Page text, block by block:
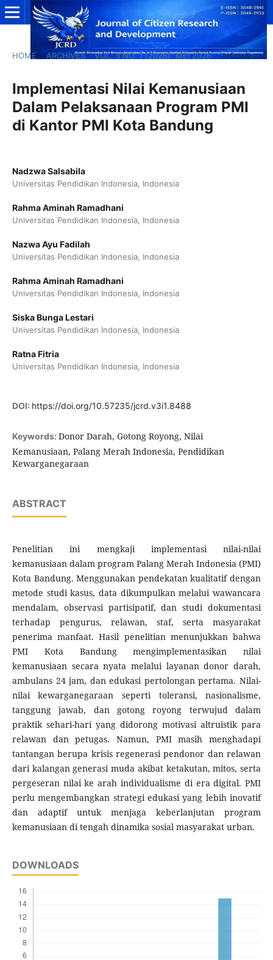
HOME / ARCHIVES / VOL. 3 NO. 1 (2026): MEI 2026 / Articles
Implementasi Nilai Kemanusiaan
Dalam Pelaksanaan Program PMI
di Kantor PMI Kota Bandung
Nadzwa Salsabila
Universitas Pendidikan Indonesia, Indonesia
Rahma Aminah Ramadhani
Universitas Pendidikan Indonesia, Indonesia
Nazwa Ayu Fadilah
Universitas Pendidikan Indonesia, Indonesia
Rahma Aminah Ramadhani
Universitas Pendidikan Indonesia, Indonesia
Siska Bunga Lestari
Universitas Pendidikan Indonesia, Indonesia
Ratna Fitria
Universitas Pendidikan Indonesia, Indonesia
DOI: https://doi.org/10.57235/jcrd.v3i1.8488
Keywords: Donor Darah, Gotong Royong, Nilai
Kemanusiaan, Palang Merah Indonesia, Pendidikan
Kewarganegaraan
ABSTRACT
Penelitian ini mengkaji implementasi nilai-nilai
kemanusiaan dalam program Palang Merah Indonesia (PMI)
Kota Bandung. Menggunakan pendekatan kualitatif dengan
metode studi kasus, data dikumpulkan melalui wawancara
mendalam, observasi partisipatif, dan studi dokumentasi
terhadap pengurus, relawan, staf, serta masyarakat
penerima manfaat. Hasil penelitian menunjukkan bahwa
PMI Kota Bandung mengimplementasikan nilai
kemanusiaan secara nyata melalui layanan donor darah,
ambulans 24 jam, dan edukasi pertolongan pertama. Nilai-
nilai kewarganegaraan seperti toleransi, nasionalisme,
tanggung jawab, dan gotong royong terwujud dalam
praktik sehari-hari yang didorong motivasi altruistik para
relawan dan petugas. Namun, PMI masih menghadapi
tantangan berupa krisis regenerasi pendonor dan relawan
dari kalangan generasi muda akibat ketakutan, mitos, serta
pergeseran nilai ke arah individualisme di era digital. PMI
perlu mengembangkan strategi edukasi yang lebih inovatif
dan adaptif untuk menjaga keberlanjutan program
kemanusiaan di tengah dinamika sosial masyarakat urban.
DOWNLOADS